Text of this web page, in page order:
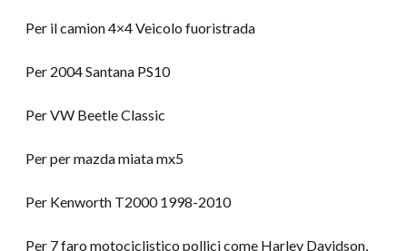
Per il camion 4×4 Veicolo fuoristrada
Per 2004 Santana PS10
Per VW Beetle Classic
Per per mazda miata mx5
Per Kenworth T2000 1998-2010
Per 7 faro motociclistico pollici come Harley Davidson,